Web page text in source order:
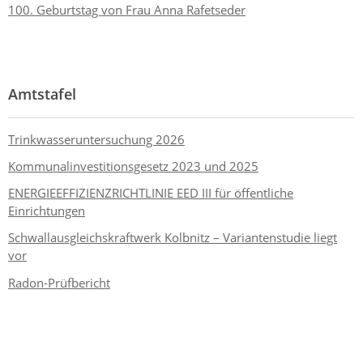
100. Geburtstag von Frau Anna Rafetseder
Amtstafel
Trinkwasseruntersuchung 2026
Kommunalinvestitionsgesetz 2023 und 2025
ENERGIEEFFIZIENZRICHTLINIE EED III für öffentliche
Einrichtungen
Schwallausgleichskraftwerk Kolbnitz – Variantenstudie liegt
vor
Radon-Prüfbericht